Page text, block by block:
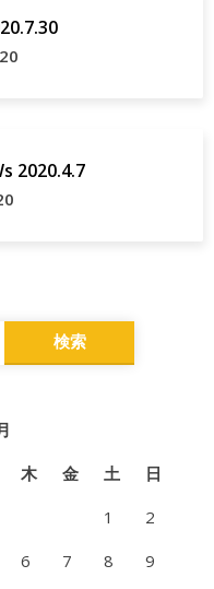
2020.4.7
木 金 土
日
1
2
6 7 8
9